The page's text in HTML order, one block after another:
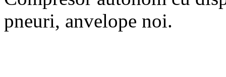
pneuri, anvelope noi.